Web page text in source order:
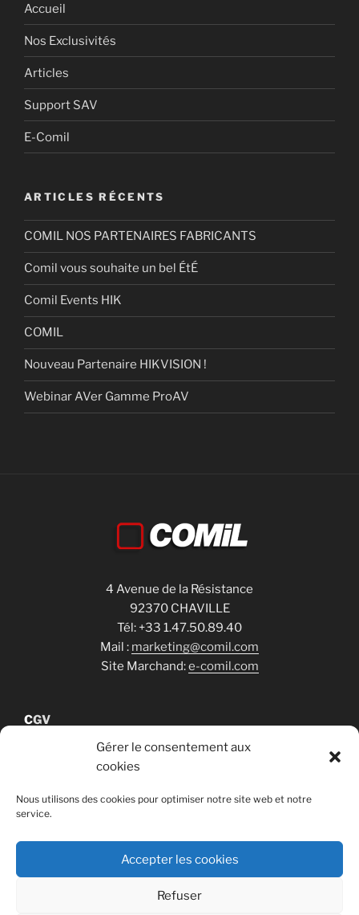
Gérer le consentement aux
cookies
Nous utilisons des cookies pour optimiser notre site web et notre
service.
Accepter les cookies
Refuser
Accueil
Nos Exclusivités
Articles
Support SAV
E-Comil
ARTICLES RÉCENTS
COMIL NOS PARTENAIRES FABRICANTS
Comil vous souhaite un bel ÉtÉ
Comil Events HIK
COMIL
Nouveau Partenaire HIKVISION !
Webinar AVer Gamme ProAV
4 Avenue de la Résistance
92370 CHAVILLE
Tél: +33 1.47.50.89.40
Mail : marketing@comil.com
Site Marchand:e-comil.com
CGV
RGPD